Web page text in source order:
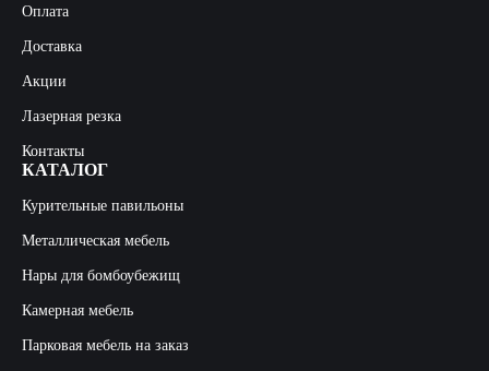
Оплата
Доставка
Акции
Лазерная резка
Контакты
КАТАЛОГ
Курительные павильоны
Металлическая мебель
Нары для бомбоубежищ
Камерная мебель
Парковая мебель на заказ